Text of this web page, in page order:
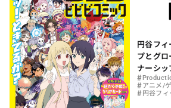
円谷フ
プとグ
ナーシ
#
#アニメ/
#円谷フ